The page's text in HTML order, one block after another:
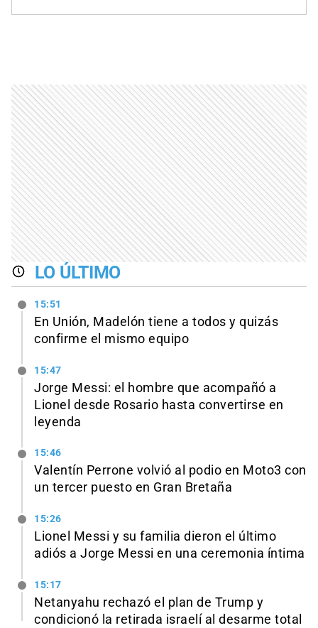
LO ÚLTIMO
15:51
En Unión, Madelón tiene a todos y quizás
confirme el mismo equipo
15:47
Jorge Messi: el hombre que acompañó a
Lionel desde Rosario hasta convertirse en
leyenda
15:46
Valentín Perrone volvió al podio en Moto3 con
un tercer puesto en Gran Bretaña
15:26
Lionel Messi y su familia dieron el último
adiós a Jorge Messi en una ceremonia íntima
15:17
Netanyahu rechazó el plan de Trump y
condicionó la retirada israelí al desarme total